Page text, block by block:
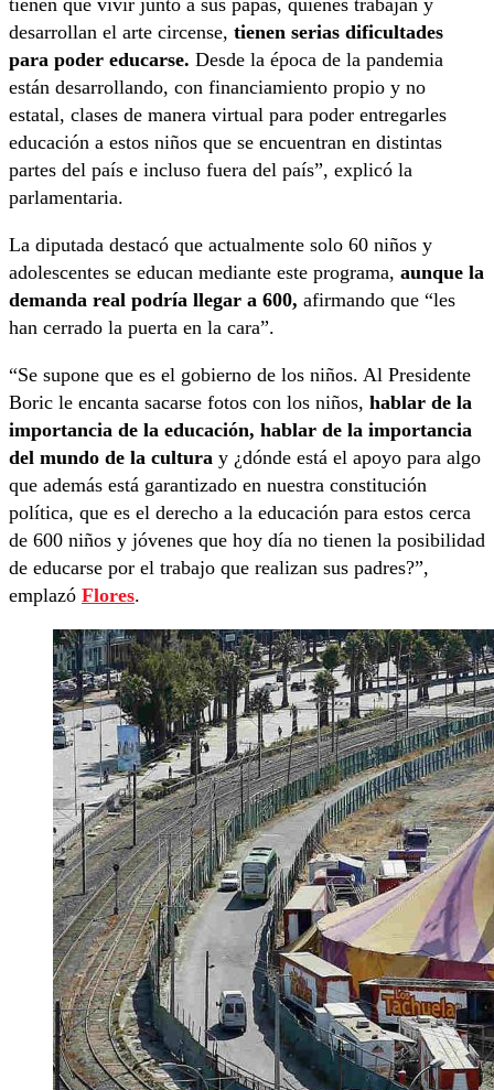
desarrollan el arte circense, tienen serias dificultades
para poder educarse. Desde la época de la pandemia
están desarrollando, con financiamiento propio y no
estatal, clases de manera virtual para poder entregarles
educación a estos niños que se encuentran en distintas
partes del país e incluso fuera del país”, explicó la
parlamentaria.
La diputada destacó que actualmente solo 60 niños y
adolescentes se educan mediante este programa, aunque la
demanda real podría llegar a 600, afirmando que “les
han cerrado la puerta en la cara”.
“Se supone que es el gobierno de los niños. Al Presidente
Boric le encanta sacarse fotos con los niños, hablar de la
importancia de la educación, hablar de la importancia
del mundo de la cultura y ¿dónde está el apoyo para algo
que además está garantizado en nuestra constitución
política, que es el derecho a la educación para estos cerca
de 600 niños y jóvenes que hoy día no tienen la posibilidad
de educarse por el trabajo que realizan sus padres?”,
emplazó Flores.